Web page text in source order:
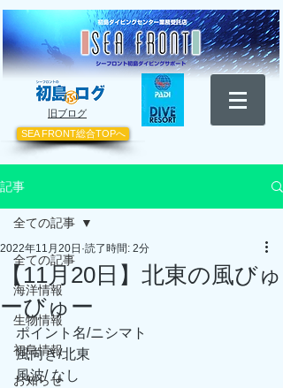
​旧ブログ
SEA FRONT総合TOPへ
記事
全ての記事
海洋情報
生物情報
初島情報
お知らせ
全ての記事
【11月20日】北東の風びゅ
ーびゅー
2022年11月20日 読了時間: 2分
ポイント名/ニシマト
風向き/北東
風波/ なし